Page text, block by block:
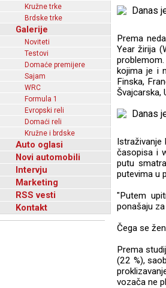
Kružne trke
Brdske trke
Galerije
Noviteti
Testovi
Domaće premijere
Sajam
WRC
Formula 1
Evropski reli
Domaći reli
Kružne i brdske
Auto oglasi
Novi automobili
Intervju
Marketing
RSS vesti
Kontakt
Prema
Year žirija
kojima je i
Finska,
Švajcarska,
Istraživanje
časopisa i
putu
putevima u
"Putem
ponašaju
Čega se
Prema
(22 %),
vozača ne